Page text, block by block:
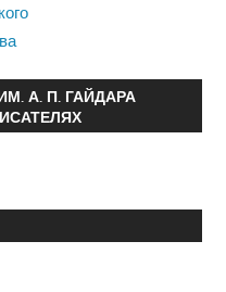
А. П. ГАЙДАРА